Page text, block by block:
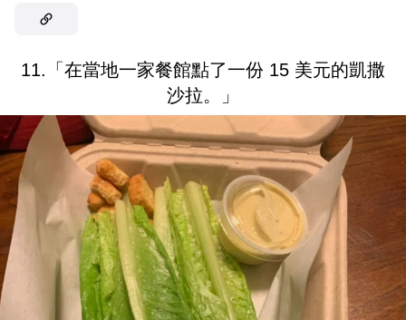
11.「在當地一家餐館點了一份 15 美元的凱撒
沙拉。」